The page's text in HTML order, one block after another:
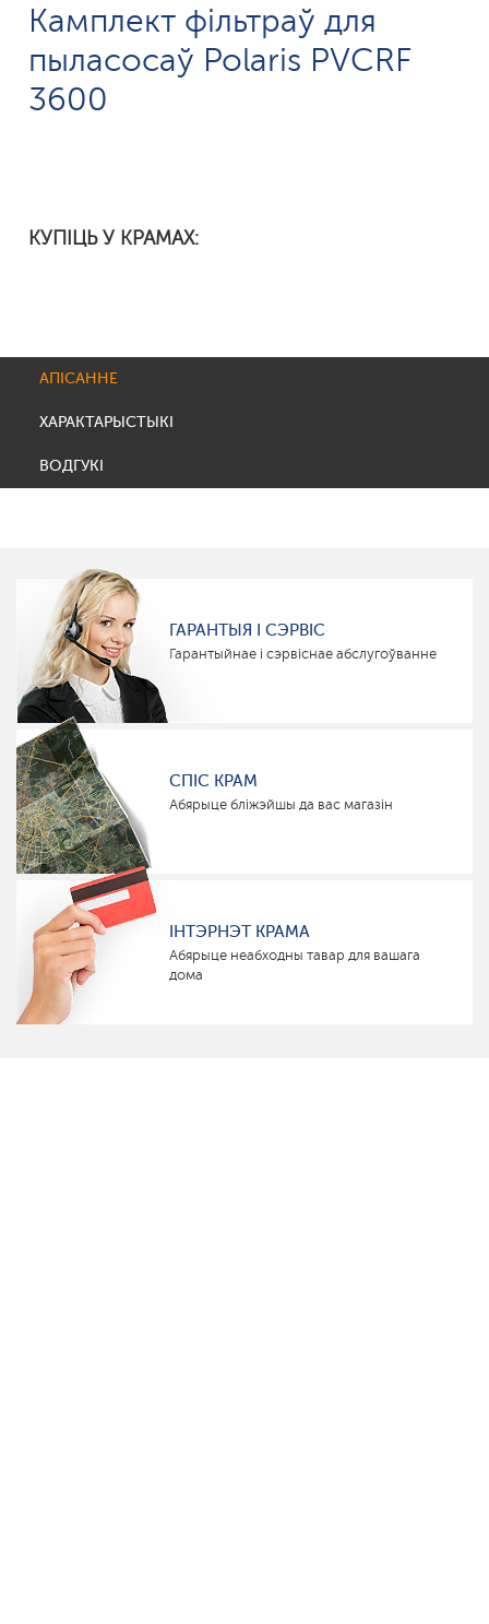
Камплект фільтраў для
пыласосаў Polaris PVCRF
3600
КУПІЦЬ У КРАМАХ:
АПІСАННЕ
ХАРАКТАРЫСТЫКІ
ВОДГУКІ
ГАРАНТЫЯ І СЭРВІС
Гарантыйнае і сэрвіснае абслугоўванне
СПІС КРАМ
Абярыце бліжэйшы да вас магазін
ІНТЭРНЭТ КРАМА
Абярыце неабходны тавар для вашага
дома